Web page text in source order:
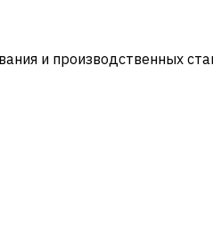
и производственных